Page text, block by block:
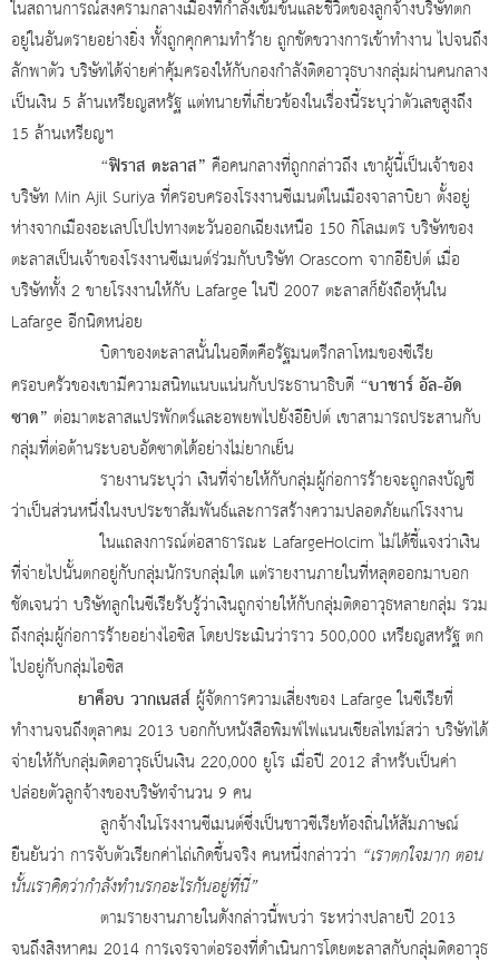
ในสถานการณ์สงครามกลางเมืองที่กำลังเข้มข้นและชีวิตของลูกจ้างบริษัทตก
อยู่ในอันตรายอย่างยิ่ง ทั้งถูกคุกคามทำร้าย ถูกขัดขวางการเข้าทำงาน ไปจนถึง
ลักพาตัว บริษัทได้จ่ายค่าคุ้มครองให้กับกองกำลังติดอาวุธบางกลุ่มผ่านคนกลาง
เป็นเงิน 5 ล้านเหรียญสหรัฐ แต่ทนายที่เกี่ยวข้องในเรื่องนี้ระบุว่าตัวเลขสูงถึง
15 ล้านเหรียญฯ
“ฟิราส ตะลาส” คือคนกลางที่ถูกกล่าวถึง เขาผู้นี้เป็นเจ้าของ
บริษัท Min Ajil Suriya ที่ครอบครองโรงงานซีเมนต์ในเมืองจาลาบิยา ตั้งอยู่
ห่างจากเมืองอะเลปโปไปทางตะวันออกเฉียงเหนือ 150 กิโลเมตร บริษัทของ
ตะลาสเป็นเจ้าของโรงงานซีเมนต์ร่วมกับบริษัท Orascom จากอียิปต์ เมื่อ
บริษัททั้ง 2 ขายโรงงานให้กับ Lafarge ในปี 2007 ตะลาสก็ยังถือหุ้นใน
Lafarge อีกนิดหน่อย
บิดาของตะลาสนั้นในอดีตคือรัฐมนตรีกลาโหมของซีเรีย
ครอบครัวของเขามีความสนิทแนบแน่นกับประธานาธิบดี “บาชาร์ อัล-อัด
ซาด” ต่อมาตะลาสแปรพักตร์และอพยพไปยังอียิปต์ เขาสามารถประสานกับ
กลุ่มที่ต่อต้านระบอบอัดซาดได้อย่างไม่ยากเย็น
รายงานระบุว่า เงินที่จ่ายให้กับกลุ่มผู้ก่อการร้ายจะถูกลงบัญชี
ว่าเป็นส่วนหนึ่งในงบประชาสัมพันธ์และการสร้างความปลอดภัยแก่โรงงาน
ในแถลงการณ์ต่อสาธารณะ LafargeHolcim ไม่ได้ชี้แจงว่าเงิน
ที่จ่ายไปนั้นตกอยู่กับกลุ่มนักรบกลุ่มใด แต่รายงานภายในที่หลุดออกมาบอก
ชัดเจนว่า บริษัทลูกในซีเรียรับรู้ว่าเงินถูกจ่ายให้กับกลุ่มติดอาวุธหลายกลุ่ม รวม
ถึงกลุ่มผู้ก่อการร้ายอย่างไอซิส โดยประเมินว่าราว 500,000 เหรียญสหรัฐ ตก
ไปอยู่กับกลุ่มไอซิส
ยาค็อบ วากเนสส์ผู้จัดการความเสี่ยงของ Lafarge ในซีเรียที่
ทำงานจนถึงตุลาคม 2013 บอกกับหนังสือพิมพ์ไฟแนนเชียลไทม์สว่า บริษัทได้
จ่ายให้กับกลุ่มติดอาวุธเป็นเงิน 220,000 ยูโร เมื่อปี 2012 สำหรับเป็นค่า
ปล่อยตัวลูกจ้างของบริษัทจำนวน 9 คน
ลูกจ้างในโรงงานซีเมนต์ซึ่งเป็นชาวซีเรียท้องถิ่นให้สัมภาษณ์
ยืนยันว่า การจับตัวเรียกค่าไถ่เกิดขึ้นจริง คนหนึ่งกล่าวว่า “เราตกใจมาก ตอน
นั้นเราคิดว่ากำลังทำนรกอะไรกันอยู่ที่นี่”
ตามรายงานภายในดังกล่าวนี้พบว่า ระหว่างปลายปี 2013
จนถึงสิงหาคม 2014 การเจรจาต่อรองที่ดำเนินการโดยตะลาสกับกลุ่มติดอาวุธ